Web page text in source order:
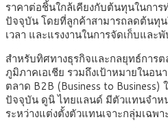
ราคาต่อชิ้นใกล้เคียงกับต้นทุนในกา
ปัจจุบัน โดยที่ลูกค้าสามารถลดต้นทุน
เวลา และแรงงานในการจัดเก็บและ
สำหรับทิศทางธุรกิจและกลยุทธ์การต
ภูมิภาคเอเชีย รวมถึงเป้าหมายในอ
ตลาด B2B (Business to
ปัจจุบัน ดูนิ ไทยแลนด์ มีตัวแทนจำห
ระหว่างแต่งตั้งตัวแทนเจาะกลุ่มเฉพ